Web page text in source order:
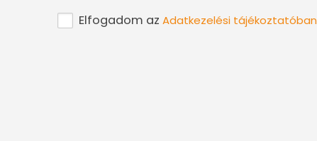
Elfogadom az Adatkezelési tájékoztatóban